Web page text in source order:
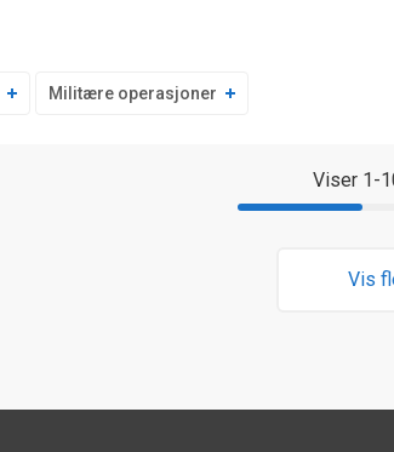
Militære operasjoner
Viser 1-
Vis